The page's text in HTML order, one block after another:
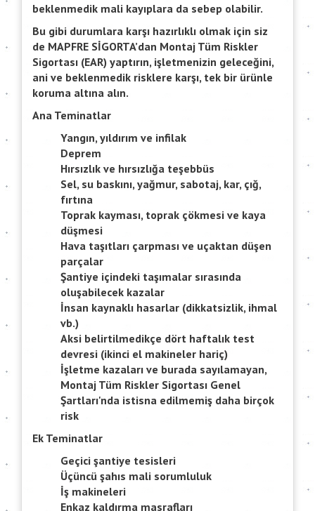
beklenmedik mali kayıplara da sebep olabilir.
Bu gibi durumlara karşı hazırlıklı olmak için siz
de MAPFRE SİGORTA’dan Montaj Tüm Riskler
Sigortası (EAR) yaptırın, işletmenizin geleceğini,
ani ve beklenmedik risklere karşı, tek bir ürünle
koruma altına alın.
Ana Teminatlar
Yangın, yıldırım ve infilak
Deprem
Hırsızlık ve hırsızlığa teşebbüs
Sel, su baskını, yağmur, sabotaj, kar, çığ,
fırtına
Toprak kayması, toprak çökmesi ve kaya
düşmesi
Hava taşıtları çarpması ve uçaktan düşen
parçalar
Şantiye içindeki taşımalar sırasında
oluşabilecek kazalar
İnsan kaynaklı hasarlar (dikkatsizlik, ihmal
vb.)
Aksi belirtilmedikçe dört haftalık test
devresi (ikinci el makineler hariç)
İşletme kazaları ve burada sayılamayan,
Montaj Tüm Riskler Sigortası Genel
Şartları'nda istisna edilmemiş daha birçok
risk
Ek Teminatlar
Geçici şantiye tesisleri
Üçüncü şahıs mali sorumluluk
İş makineleri
Enkaz kaldırma masrafları